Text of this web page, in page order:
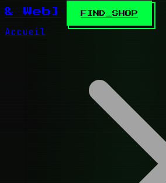
& Web]
FIND_SHOP
Accueil